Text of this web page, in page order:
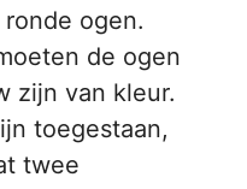
ogen.
de ogen
zijn van kleur.
toegestaan,
twee